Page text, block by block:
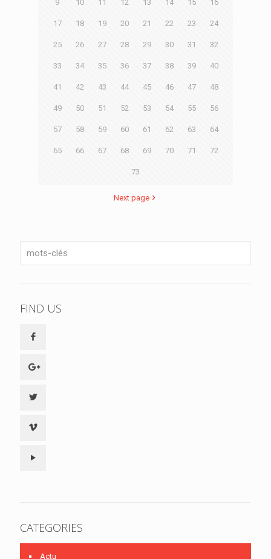
9 10 11 12 13 14 15 16
17 18 19 20 21 22 23 24
25 26 27 28 29 30 31 32
33 34 35 36 37 38 39 40
41 42 43 44 45 46 47 48
49 50 51 52 53 54 55 56
57 58 59 60 61 62 63 64
65 66 67 68 69 70 71 72
73
Next page
FIND US
CATEGORIES
Actu